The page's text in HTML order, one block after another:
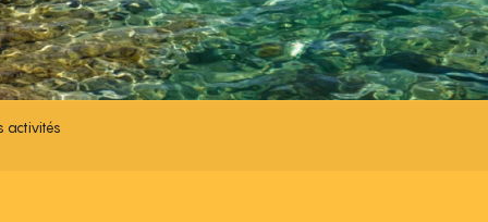
activités